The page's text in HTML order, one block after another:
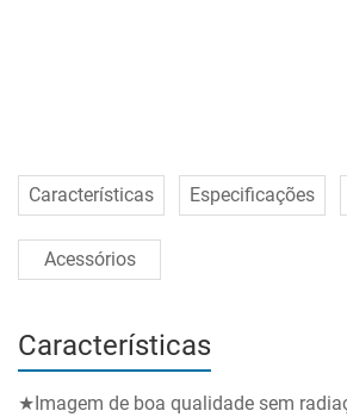
Características Especificações
Acessórios
Características
★Imagem de boa qualidade sem